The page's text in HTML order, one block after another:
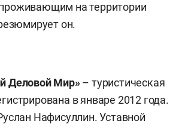
на территории
он.
Деловой Мир»– туристическая
в январе 2012 года.
Нафисуллин. Уставной